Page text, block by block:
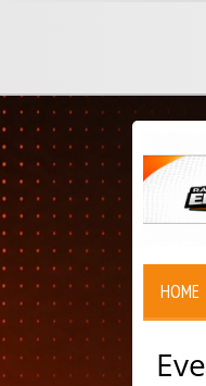
HOME